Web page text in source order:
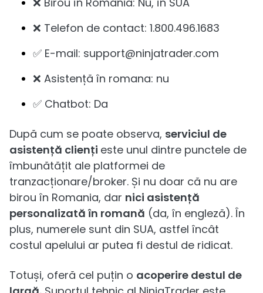
❌ Telefon de contact: 1.800.496.1683
✅ E-mail: support@ninjatrader.com
❌ Asistență în romana: nu
✅ Chatbot: Da
După cum se poate observa, serviciul de
asistență clienți este unul dintre punctele de
îmbunătățit ale platformei de
tranzacționare/broker. Și nu doar că nu are
birou în Romania, dar nici asistență
personalizată în romană (da, în engleză). În
plus, numerele sunt din SUA, astfel încât
costul apelului ar putea fi destul de ridicat.
Totuși, oferă cel puțin o acoperire destul de